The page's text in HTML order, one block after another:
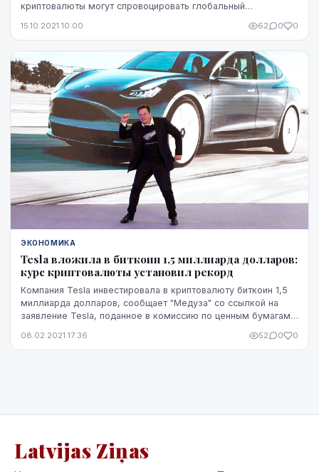
криптовалюты могут спровоцировать глобальный
15.10.2021 10:00 62 0 0
ЭКОНОМИКА
Tesla вложила в биткоин 1,5 миллиарда долларов:
курс криптовалюты установил рекорд
Компания Tesla инвестировала в криптовалюту биткоин 1,5
миллиарда долларов, сообщает "Медуза" со ссылкой на
заявление Tesla, поданное в комиссию по ценным бумагам и
08.02.2021 17:36 52 0 0
Latvijas Ziņas